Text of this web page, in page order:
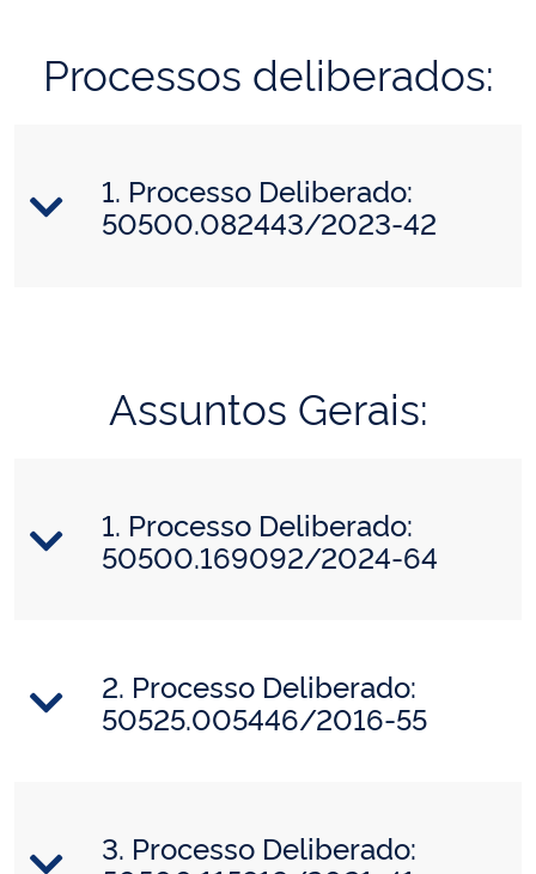
Processos deliberados:
1. Processo Deliberado:
50500.082443/2023-42
Assuntos Gerais:
1. Processo Deliberado:
50500.169092/2024-64
2. Processo Deliberado:
50525.005446/2016-55
3. Processo Deliberado: